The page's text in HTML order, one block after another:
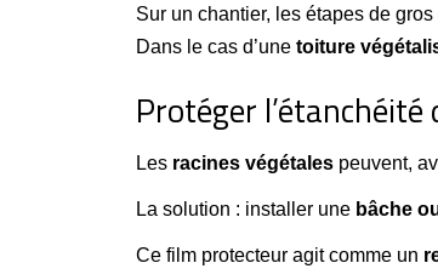
Sur un chantier, les étapes de
Dans le cas d’une toiture
Protéger l’étanchéité
Les racines végétales peuvent,
La solution : installer une bâche
Ce film protecteur agit comme un